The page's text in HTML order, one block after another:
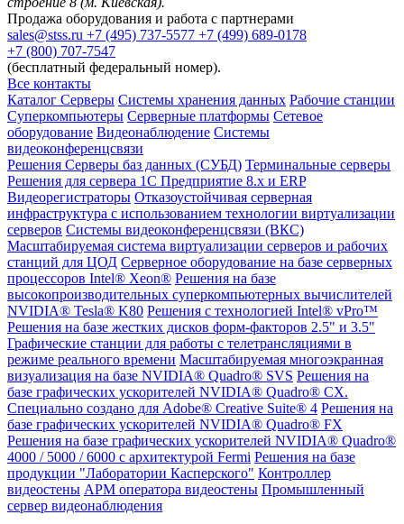
Продажа оборудования и работа с партнерами
sales@stss.ru +7 (495) 737-5577 +7 (499) 689-0178
+7 (800) 707-7547
(бесплатный федеральный номер).
Все контакты
Каталог Серверы Системы хранения данных Рабочие станции
Суперкомпьютеры Серверные платформы Сетевое
оборудование Видеонаблюдение Системы
видеоконференцсвязи
Решения Серверы баз данных (СУБД) Терминальные серверы
Решения для сервера 1С Предприятие 8.x и ERP
Видеорегистраторы Отказоустойчивая серверная
инфраструктура с использованием технологии виртуализации
серверов Системы видеоконференцсвязи (ВКС)
Масштабируемая система виртуализации серверов и рабочих
станций для ЦОД Серверное оборудование на базе серверных
процессоров Intel® Xeon® Решения на базе
высокопроизводительных суперкомпьютерных вычислителей
NVIDIA® Tesla® K80 Решения с технологией Intel® vPro™
Решения на базе жестких дисков форм-факторов 2.5" и 3.5"
Графические станции для работы с телетрансляциями в
режиме реального времени Масштабируемая многоэкранная
визуализация на базе NVIDIA® Quadro® SVS Решения на
базе графических ускорителей NVIDIA® Quadro® CX.
Специально создано для Adobe® Creative Suite® 4 Решения на
базе графических ускорителей NVIDIA® Quadro® FX
Решения на базе графических ускорителей NVIDIA® Quadro®
4000 / 5000 / 6000 с архитектурой Fermi Решения на базе
продукции "Лаборатории Касперского" Контроллер
видеостены АРМ оператора видеостены Промышленный
сервер видеонаблюдения